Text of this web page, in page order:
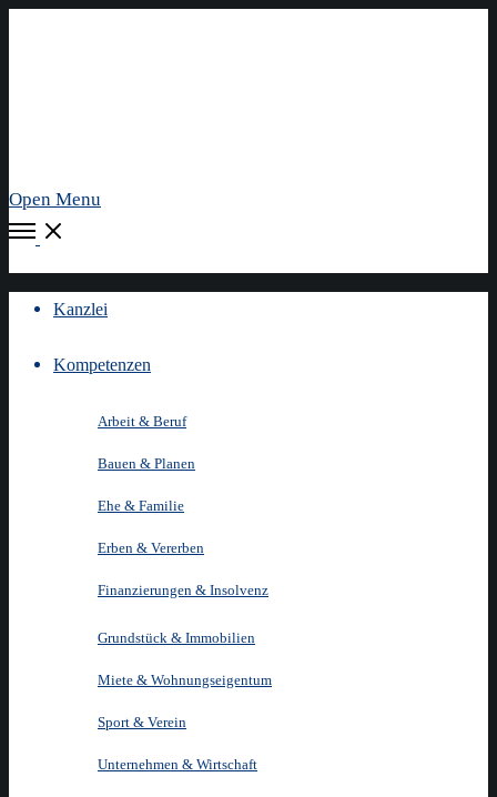
Open Menu
Kanzlei
Kompetenzen
Arbeit & Beruf
Bauen & Planen
Ehe & Familie
Erben & Vererben
Finanzierungen & Insolvenz
Grundstück & Immobilien
Miete & Wohnungseigentum
Sport & Verein
Unternehmen & Wirtschaft